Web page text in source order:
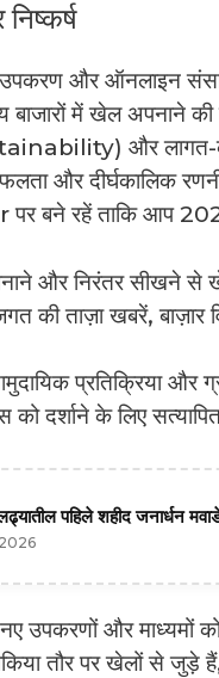
उपकरण और ऑनलाइन
बाजारों में खेल अपनाने की
और लागत-
और दीर्घकालिक
बने रहें ताकि आप
और निरंतर सीखने से
की ताज़ा खबरें, बाज़ार
प्रतिक्रिया और
दर्शाने के लिए
पहिले शहीद जनार्धन
उपकरणों और माध्यमों
तौर पर खेलों से जुड़े